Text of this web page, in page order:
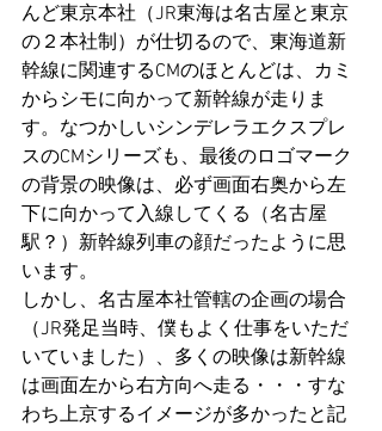
んど東京本社（JR東海は名古屋と東京
の２本社制）が仕切るので、東海道新
幹線に関連するCMのほとんどは、カミ
からシモに向かって新幹線が走りま
す。なつかしいシンデレラエクスプレ
スのCMシリーズも、最後のロゴマーク
の背景の映像は、必ず画面右奥から左
下に向かって入線してくる（名古屋
駅？）新幹線列車の顔だったように思
います。
しかし、名古屋本社管轄の企画の場合
（JR発足当時、僕もよく仕事をいただ
いていました）、多くの映像は新幹線
は画面左から右方向へ走る・・・すな
わち上京するイメージが多かったと記